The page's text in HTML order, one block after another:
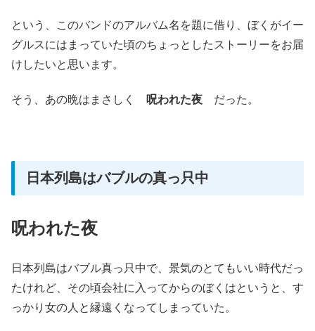
という、このバンドのアルバム名を題に借り、ぼくがイー
グルスにはまっていた頃のちょっとしたストーリーをお届
けしたいと思います。
そう、あの晩はまさしく 呪われた夜 だった。
日本列島はバブルの真っ只中
呪われた夜
日本列島はバブル真っ只中で、景気のとてもいい時代だっ
たけれど、その頃会社に入ってからのぼくはというと、す
っかり女の人と縁遠くなってしまっていた。